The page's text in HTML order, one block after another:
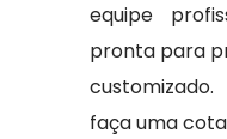
equipe
pronta para
faça uma